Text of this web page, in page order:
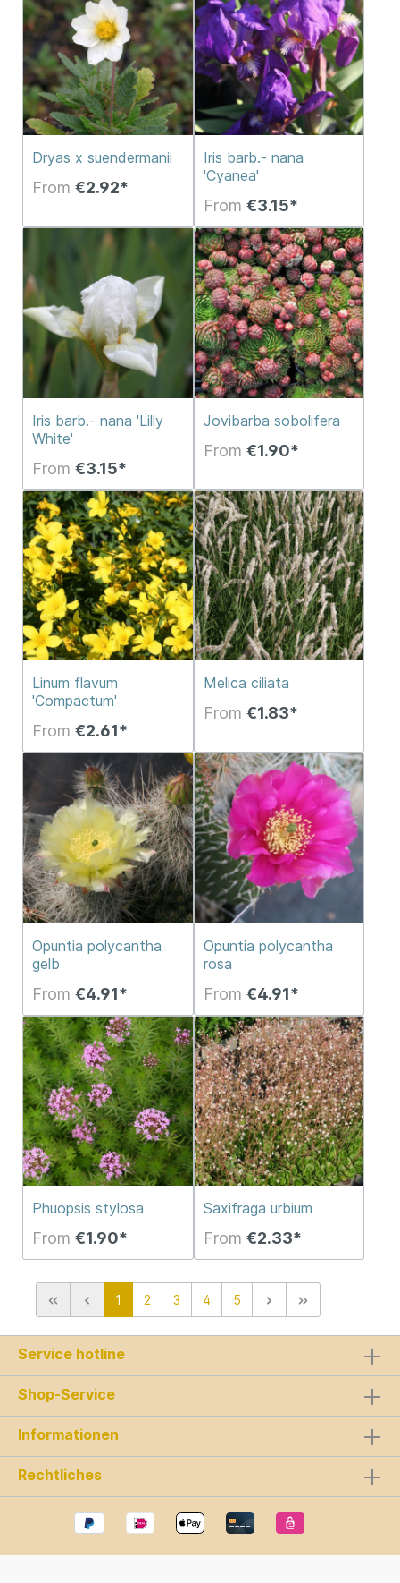
Dryas x suendermanii
From €2.92*
Iris barb.- nana
'Cyanea'
From €3.15*
Iris barb.- nana 'Lilly
White'
From €3.15*
Jovibarba sobolifera
From €1.90*
Linum flavum
'Compactum'
From €2.61*
Melica ciliata
From €1.83*
Opuntia polycantha
gelb
From €4.91*
Opuntia polycantha
rosa
From €4.91*
Phuopsis stylosa
From €1.90*
Saxifraga urbium
From €2.33*
1 2 3 4 5
Service hotline
Shop-Service
Informationen
Rechtliches